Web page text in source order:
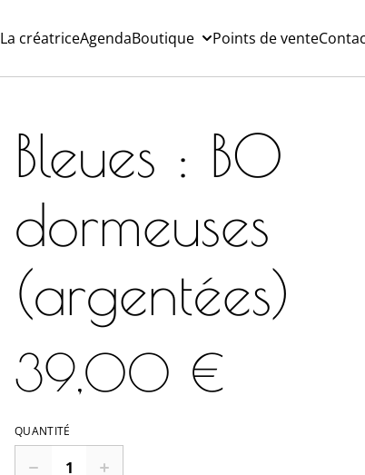
La créatriceAgendaBoutique Points de vente
Bleues : BO
dormeuses
(argentées)
39,00 €
QUANTITÉ